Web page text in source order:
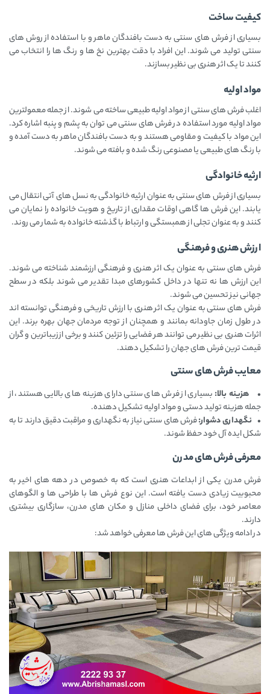
کیفیت ساخت
بسیاری از فرش ‌های سنتی به دست بافندگان ماهر و با استفاده از روش ‌های
سنتی تولید می ‌شوند. این افراد با دقت بهترین نخ‌ ها و رنگ ‌ها را انتخاب می‌
کنند تا یک اثر هنری بی ‌نظیر بسازند.
مواد اولیه
اغلب فرش ‌های سنتی از مواد اولیه طبیعی ساخته می ‌شوند. از جمله معمولترین
مواد اولیه مورد استفاده در فرش ‌های سنتی می ‌توان به پشم و پنبه اشاره کرد.
این مواد با کیفیت و مقاومی هستند و به دست بافندگان ماهر به دست آمده و
با رنگ ‌های طبیعی یا مصنوعی رنگ شده و بافته می ‌شوند.
ارثیه خانوادگی
بسیاری از فرش ‌های سنتی به عنوان ارثیه خانوادگی به نسل‌ های آتی انتقال می
‌یابند. این فرش‌ ها گاهی اوقات مقداری از تاریخ و هویت خانواده را نمایان می‌
کنند و به عنوان تجلی از همبستگی و ارتباط با گذشته خانواده به شمار می روند.
ارزش هنری و فرهنگی
فرش ‌های سنتی به عنوان یک اثر هنری و فرهنگی ارزشمند شناخته می ‌شوند.
این ارزش ‌ها نه تنها در داخل کشورهای مبدا تقدیر می ‌شوند بلکه در سطح
جهانی نیز تحسین می ‌شوند.
فرش‌ های سنتی به عنوان یک اثر هنری با ارزش تاریخی و فرهنگی توانسته ‌اند
در طول زمان جاودانه بمانند و همچنان از توجه مردمان جهان بهره‌ برند. این
اثرات هنری بی ‌نظیر می ‌توانند هر فضایی را تزئین کنند و برخی از زیباترین و گران
‌قیمت‌ ترین فرش ‌های جهان را تشکیل دهند.
معایب فرش های سنتی
• هزینه بالا: بسیاری از فرش ‌های سنتی دارای هزینه‌ های بالایی هستند، از
جمله هزینه تولید دستی و مواد اولیه تشکیل دهنده.
• نگهداری دشوار:فرش ‌های سنتی نیاز به نگهداری و مراقبت دقیق دارند تا به
شکل ایده ‌آل خود حفظ شوند.
معرفی فرش های مدرن
فرش مدرن یکی از ابداعات هنری است که به خصوص در دهه ‌های اخیر به
محبوبیت زیادی دست یافته است. این نوع فرش ‌ها با طراحی‌ ها و الگوهای
معاصر خود، برای فضای داخلی منازل و مکان ‌های مدرن، سازگاری بیشتری
دارند.
در ادامه ویژگی ‌های این فرش ها معرفی خواهد شد: